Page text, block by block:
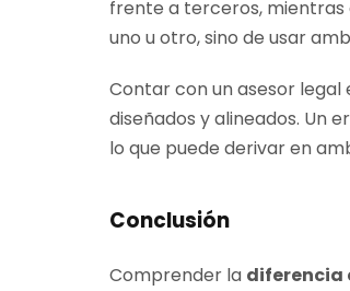
frente a terceros, mientras
uno u otro, sino de usar
Contar con un asesor
diseñados y alineados. Un
lo que puede derivar en
Conclusión
Comprender la diferencia